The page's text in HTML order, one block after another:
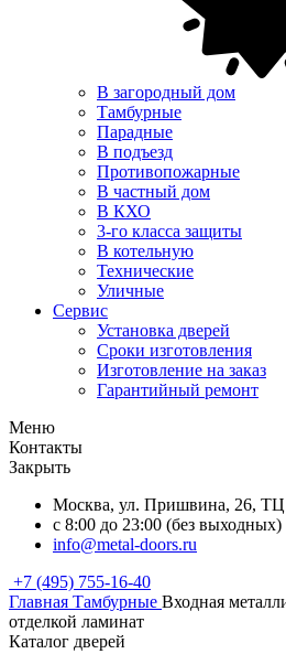
В загородный дом
Тамбурные
Парадные
В подъезд
Противопожарные
В частный дом
В КХО
3-го класса защиты
В котельную
Технические
Уличные
Сервис
Установка дверей
Сроки изготовления
Изготовление на заказ
Гарантийный ремонт
Меню
Контакты
Закрыть
Москва, ул. Пришвина, 26,
с 8:00 до 23:00 (без выходных)
info@metal-doors.ru
+7 (495) 755-16-40
Главная Тамбурные Входная
отделкой ламинат
Каталог дверей